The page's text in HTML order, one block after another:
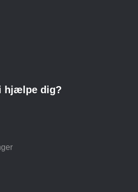
hjælpe dig?